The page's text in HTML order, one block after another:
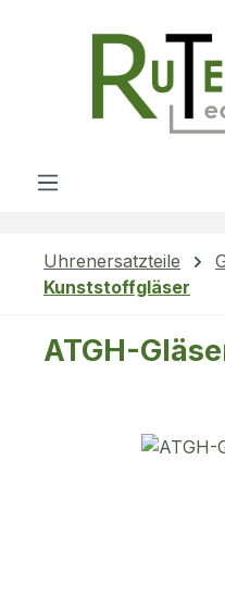
Uhrenersatzteile
Kunststoffgläser
ATGH-
Bildergalerie